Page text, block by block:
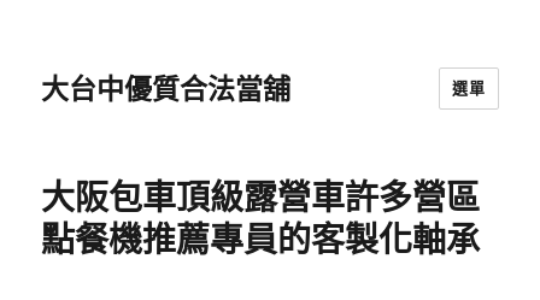
大台中優質合法當舖 選單
大阪包車頂級露營車許多營區
點餐機推薦專員的客製化軸承